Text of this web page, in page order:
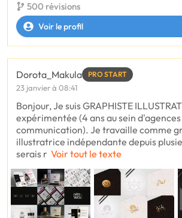
500 révisions
Voir le profil
Dorota_Makula PRO START
23 janvier à 08:41
Bonjour, Je suis GRAPHISTE
expérimentée (4 ans au sein d'agences
communication). Je travaille comme
illustratrice indépendante depuis
serais r Voir tout le texte